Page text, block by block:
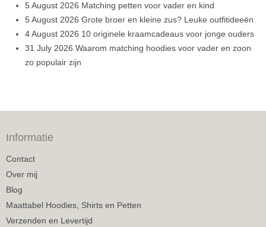
5 August 2026 Matching petten voor vader en kind
5 August 2026 Grote broer en kleine zus? Leuke outfitideeën
4 August 2026 10 originele kraamcadeaus voor jonge ouders
31 July 2026 Waarom matching hoodies voor vader en zoon
zo populair zijn
Informatie
Contact
Over mij
Blog
Maattabel Hoodies, Shirts en Petten
Verzenden en Levertijd